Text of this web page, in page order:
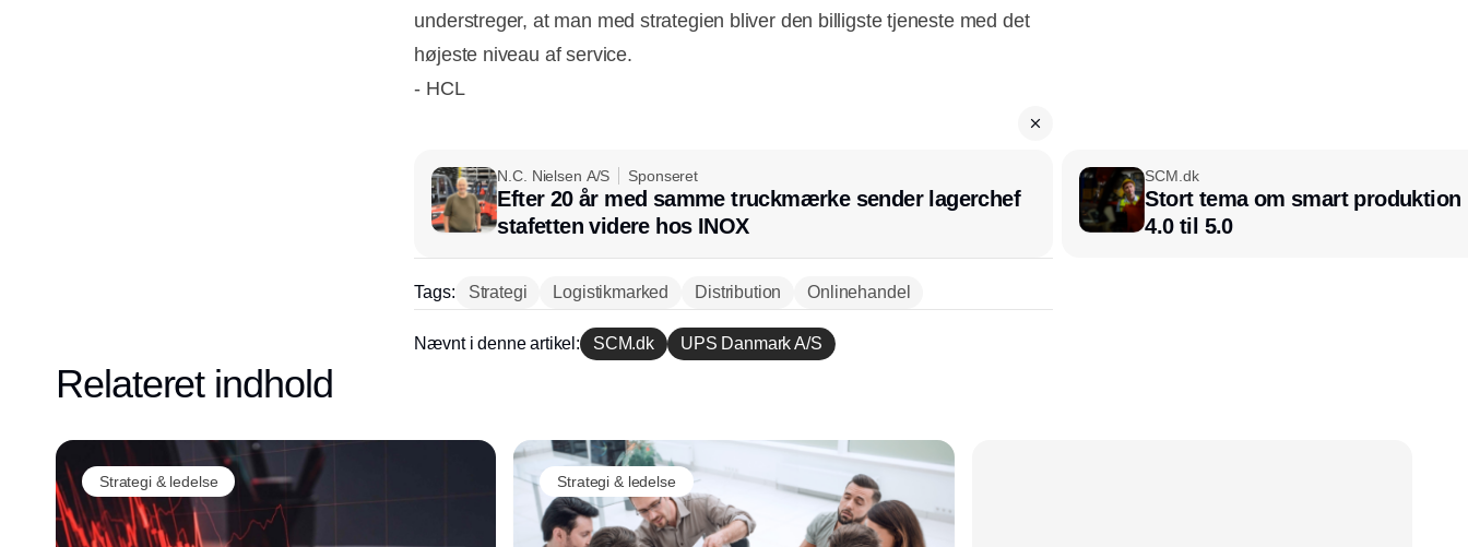
understreger, at man med strategien bliver den billigste tjeneste med det
højeste niveau af service.
- HCL
N.C. Nielsen A/S Sponseret
Efter 20 år med samme truckmærke sender lagerchef
stafetten videre hos INOX
SCM.dk
Stort tema om smart
4.0 til 5.0
Tags: Strategi Logistikmarked Distribution Onlinehandel
Nævnt i denne artikel: SCM.dk UPS Danmark A/S
Relateret indhold
Strategi & ledelse Strategi & ledelse